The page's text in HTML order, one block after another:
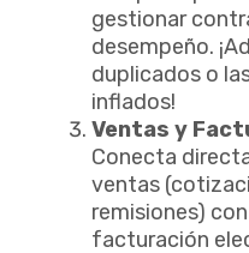
gestionar
desempeño.
duplicados o
inflados!
Ventas y
Conecta
ventas
remisiones)
facturación